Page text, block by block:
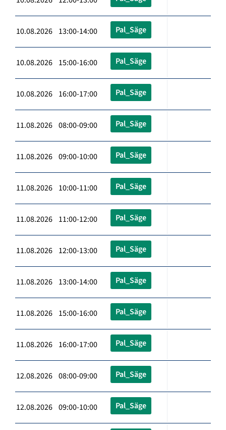
10.08.2026 13:00-14:00 Pal_Säge
10.08.2026 15:00-16:00 Pal_Säge
10.08.2026 16:00-17:00 Pal_Säge
11.08.2026 08:00-09:00 Pal_Säge
11.08.2026 09:00-10:00 Pal_Säge
11.08.2026 10:00-11:00 Pal_Säge
11.08.2026 11:00-12:00 Pal_Säge
11.08.2026 12:00-13:00 Pal_Säge
11.08.2026 13:00-14:00 Pal_Säge
11.08.2026 15:00-16:00 Pal_Säge
11.08.2026 16:00-17:00 Pal_Säge
12.08.2026 08:00-09:00 Pal_Säge
12.08.2026 09:00-10:00 Pal_Säge